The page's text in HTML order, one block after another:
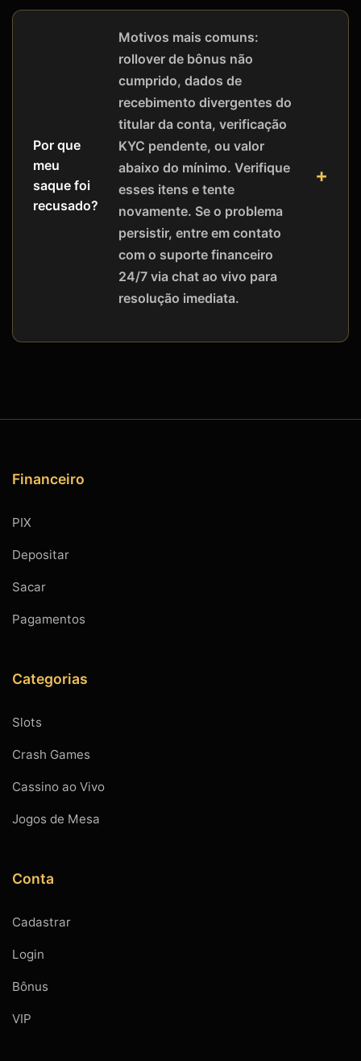
Por que
meu
saque foi
recusado?
Motivos mais comuns:
rollover de bônus não
cumprido, dados de
recebimento divergentes do
titular da conta, verificação
KYC pendente, ou valor
abaixo do mínimo. Verifique
esses itens e tente
novamente. Se o problema
persistir, entre em contato
com o suporte financeiro
24/7 via chat ao vivo para
resolução imediata.
Financeiro
PIX
Depositar
Sacar
Pagamentos
Categorias
Slots
Crash Games
Cassino ao Vivo
Jogos de Mesa
Conta
Cadastrar
Login
Bônus
VIP